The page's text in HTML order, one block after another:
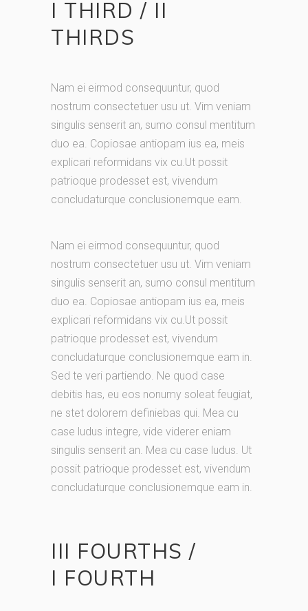
I THIRD / II
THIRDS
Nam ei eirmod consequuntur, quod
nostrum consectetuer usu ut. Vim veniam
singulis senserit an, sumo consul mentitum
duo ea. Copiosae antiopam ius ea, meis
explicari reformidans vix cu.Ut possit
patrioque prodesset est, vivendum
concludaturque conclusionemque eam.
Nam ei eirmod consequuntur, quod
nostrum consectetuer usu ut. Vim veniam
singulis senserit an, sumo consul mentitum
duo ea. Copiosae antiopam ius ea, meis
explicari reformidans vix cu.Ut possit
patrioque prodesset est, vivendum
concludaturque conclusionemque eam in.
Sed te veri partiendo. Ne quod case
debitis has, eu eos nonumy soleat feugiat,
ne stet dolorem definiebas qui. Mea cu
case ludus integre, vide viderer eniam
singulis senserit an. Mea cu case ludus. Ut
possit patrioque prodesset est, vivendum
concludaturque conclusionemque eam in.
III FOURTHS /
I FOURTH